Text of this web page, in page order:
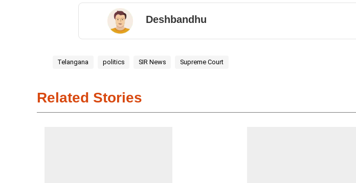
Deshbandhu
Telangana politics SIR News Supreme Court
Related Stories